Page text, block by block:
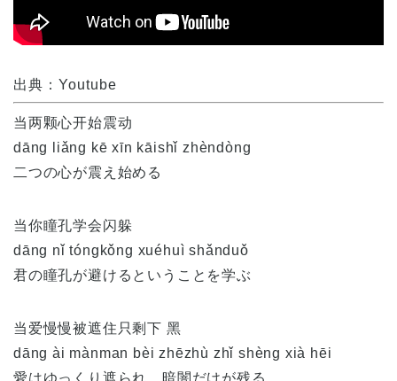
出典：Youtube
当两颗心开始震动
dāng liǎng kē xīn kāishǐ zhèndòng
二つの心が震え始める
当你瞳孔学会闪躲
dāng nǐ tóngkǒng xuéhuì shǎnduǒ
君の瞳孔が避けるということを学ぶ
当爱慢慢被遮住只剩下 黑
dāng ài mànman bèi zhēzhù zhǐ shèng xià hēi